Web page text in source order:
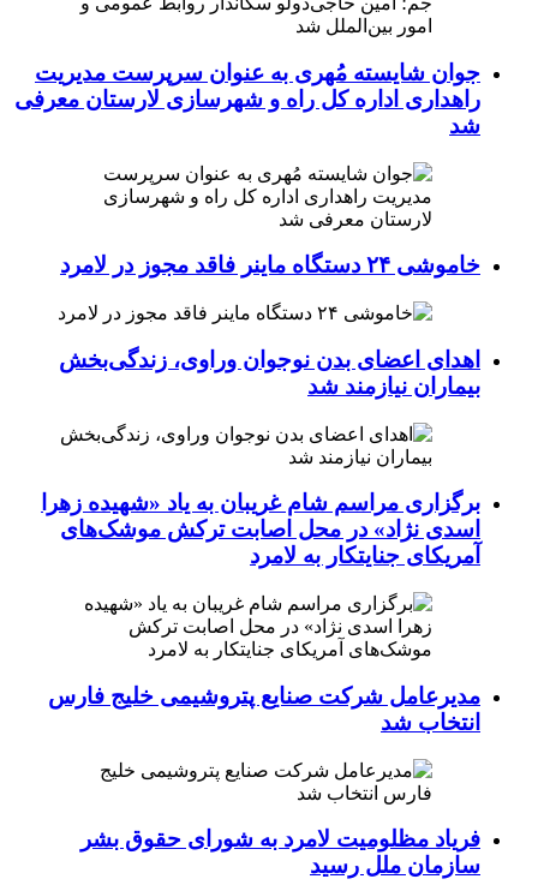
جوان شایسته مُهری به عنوان سرپرست مدیریت
راهداری اداره کل راه و شهرسازی لارستان معرفی
شد
خاموشی ۲۴ دستگاه ماینر فاقد مجوز در لامرد
اهدای اعضای بدن نوجوان وراوی، زندگی‌بخش
بیماران نیازمند شد
برگزاری مراسم شام غریبان به یاد «شهیده زهرا
اسدی نژاد» در محل اصابت ترکش موشک‌های
آمریکای جنایتکار به لامرد
مدیرعامل شرکت صنایع پتروشیمی خلیج فارس
انتخاب شد
فریاد مظلومیت لامرد به شورای حقوق بشر
سازمان ملل رسید